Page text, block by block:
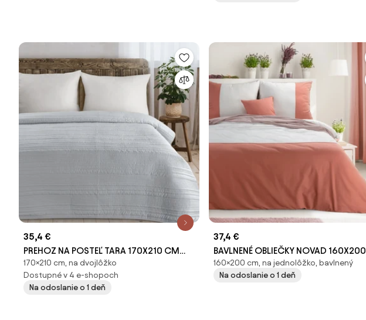
35,4 €
PREHOZ NA POSTEĽ TARA 170X210 CM
STRIEBORNÝ
170×210 cm, na dvojlôžko
Dostupné v 4 e-shopoch
Na odoslanie o 1 deň
37,4 €
BAVLNENÉ OBLIEČKY NOVAD 160X200
CM, 2KS 70X80 CM DVOJFAREBNÉ
160×200 cm, na jednolôžko, bavlnený
Na odoslanie o 1 deň